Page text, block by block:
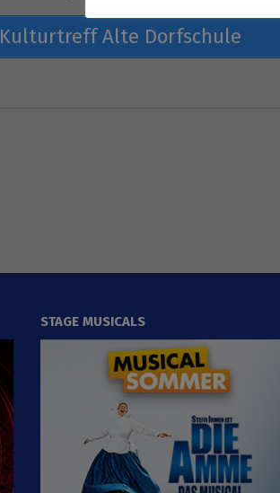
Kulturtreff Alte Dorfschule
STAGE MUSICALS